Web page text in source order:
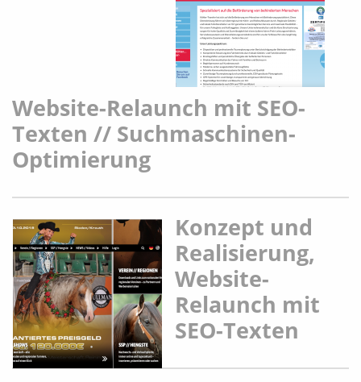
Website-Relaunch mit SEO-
Texten // Suchmaschinen-
Optimierung
Konzept und
Realisierung,
Website-
Relaunch mit
SEO-Texten